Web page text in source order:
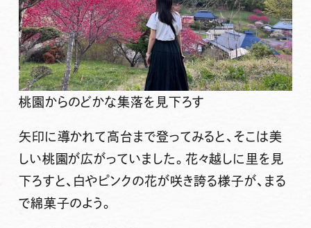
桃園からのどかな集落を見下ろす
矢印に導かれて高台まで登ってみると、そこは美
しい桃園が広がっていました。花々越しに里を見
下ろすと、白やピンクの花が咲き誇る様子が、まる
で綿菓子のよう。